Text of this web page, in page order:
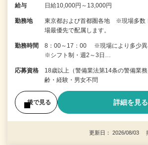
給与 日給10,000円～13,000円
勤務地
東京都および首都圏各地 ※現場多数
場最優先で配属します。
勤務時間
8：00～17：00 ※現場により多少異
※シフト制・週2～3日…
応募資格
18歳以上（警備業法第14条の警備業
齢・経験・男女不問
後で見る 詳細を見る
更新日： 2026/08/03